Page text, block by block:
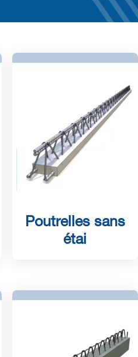
Poutrelles sans
étai